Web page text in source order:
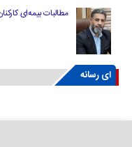
مطالبات بیمه‌ای
ای رسانه